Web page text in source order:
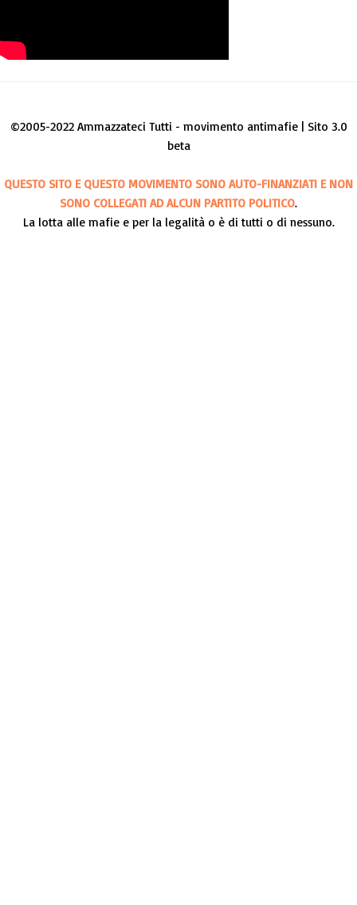
©2005-2022 Ammazzateci Tutti - movimento antimafie | Sito 3.0
beta
QUESTO SITO E QUESTO MOVIMENTO SONO AUTO-FINANZIATI E NON
SONO COLLEGATI AD ALCUN PARTITO POLITICO.
La lotta alle mafie e per la legalità o è di tutti o di nessuno.